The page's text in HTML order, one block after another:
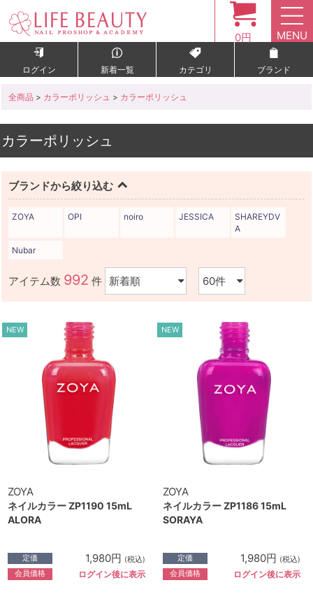
0円 MENU
ログイン 新着一覧 カテゴリ ブランド
全商品 > カラーポリッシュ > カラーポリッシュ
カラーポリッシュ
ブランドから絞り込む
ZOYA OPI noiro JESSICA
SHAREYDV
A
Nubar
アイテム数 992 件
NEW
ZOYA
ネイルカラー ZP1190 15mL
ALORA
定価 1,980円 (税込)
会員価格 ログイン後に表示
NEW
ZOYA
ネイルカラー ZP1186 15mL
SORAYA
定価 1,980円 (税込)
会員価格 ログイン後に表示